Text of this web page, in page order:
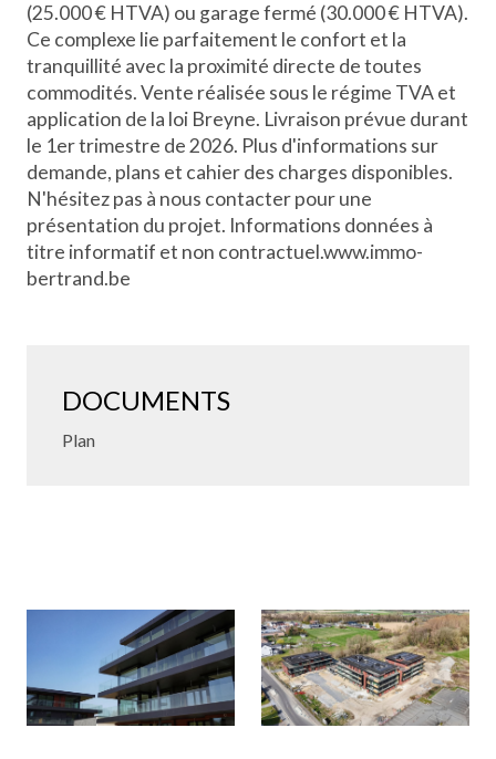
(25.000 € HTVA) ou garage fermé (30.000 € HTVA).
Ce complexe lie parfaitement le confort et la
tranquillité avec la proximité directe de toutes
commodités. Vente réalisée sous le régime TVA et
application de la loi Breyne. Livraison prévue durant
le 1er trimestre de 2026. Plus d'informations sur
demande, plans et cahier des charges disponibles.
N'hésitez pas à nous contacter pour une
présentation du projet. Informations données à
titre informatif et non contractuel.www.immo-
bertrand.be
DOCUMENTS
Plan